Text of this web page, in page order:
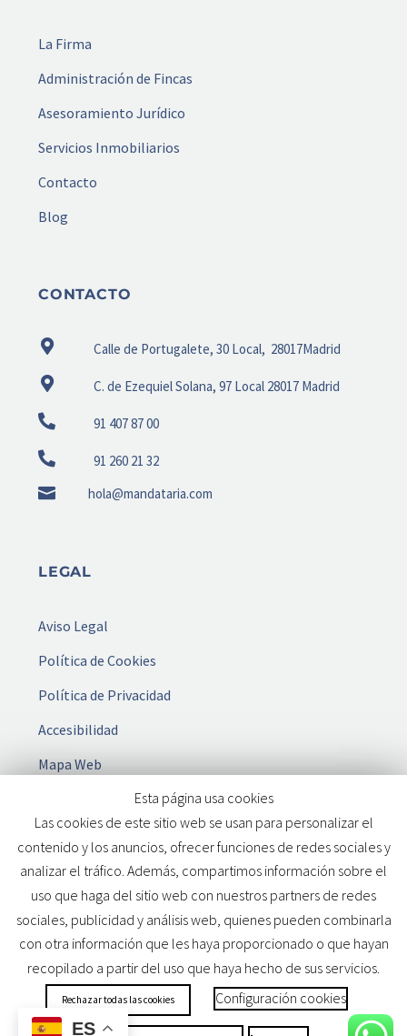
La Firma
Administración de Fincas
Asesoramiento Jurídico
Servicios Inmobiliarios
Contacto
Blog
CONTACTO
Calle de Portugalete, 30 Local, 28017Madrid
C. de Ezequiel Solana, 97 Local 28017 Madrid
91 407 87 00
91 260 21 32
hola@mandataria.com
LEGAL
Aviso Legal
Política de Cookies
Política de Privacidad
Accesibilidad
Mapa Web
MANDATARIADerechos reservados
2025 Web desarrollada por
WILAPP
Esta página usa cookies
Las cookies de este sitio web se usan para personalizar el
contenido y los anuncios, ofrecer funciones de redes sociales y
analizar el tráfico. Además, compartimos información sobre el
uso que haga del sitio web con nuestros partners de redes
sociales, publicidad y análisis web, quienes pueden combinarla
con otra información que les haya proporcionado o que hayan
recopilado a partir del uso que haya hecho de sus servicios.
Rechazar todas las cookies Configuración cookies
ES